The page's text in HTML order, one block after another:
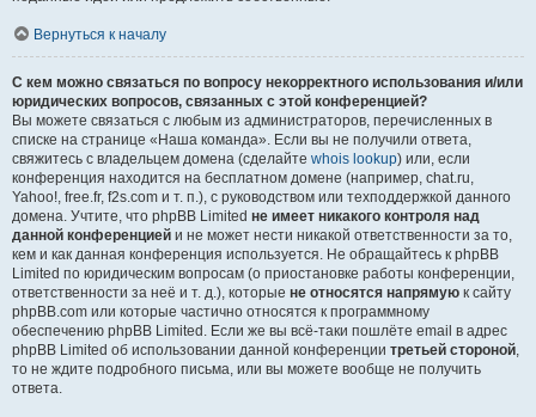
Вернуться к началу
С кем можно связаться по вопросу некорректного использования и/или
юридических вопросов, связанных с этой конференцией?
Вы можете связаться с любым из администраторов, перечисленных в
списке на странице «Наша команда». Если вы не получили ответа,
свяжитесь с владельцем домена (сделайте whois lookup) или, если
конференция находится на бесплатном домене (например, chat.ru,
Yahoo!, free.fr, f2s.com и т. п.), с руководством или техподдержкой данного
домена. Учтите, что phpBB Limited не имеет никакого контроля над
данной конференцией и не может нести никакой ответственности за то,
кем и как данная конференция используется. Не обращайтесь к phpBB
Limited по юридическим вопросам (о приостановке работы конференции,
ответственности за неё и т. д.), которые не относятся напрямую к сайту
phpBB.com или которые частично относятся к программному
обеспечению phpBB Limited. Если же вы всё-таки пошлёте email в адрес
phpBB Limited об использовании данной конференции третьей стороной,
то не ждите подробного письма, или вы можете вообще не получить
ответа.